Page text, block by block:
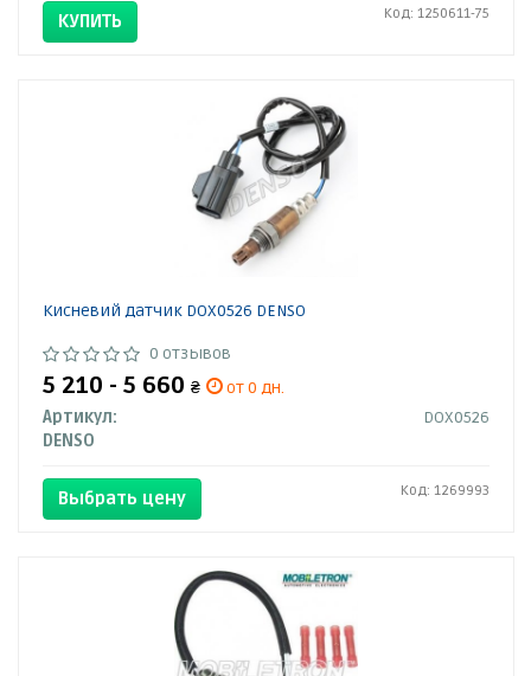
КУПИТЬ Код: 1250611-75
Кисневий датчик DOX0526 DENSO
0 отзывов
5 210 - 5 660 ₴
от 0 дн.
Артикул:
DOX0526
DENSO
Выбрать цену Код: 1269993